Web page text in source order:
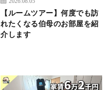
【ルームツアー】何度でも訪
れたくなる伯母のお部屋を紹
介します